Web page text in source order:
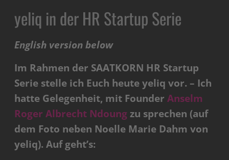
yeliq in der HR Startup Serie
English version below
Im Rahmen der SAATKORN HR Startup
Serie stelle ich Euch heute yeliq vor. – Ich
hatte Gelegenheit, mit FounderAnselm
Roger Albrecht Ndoungzu sprechen (auf
dem Foto neben Noelle Marie Dahm von
yeliq).Auf geht’s: